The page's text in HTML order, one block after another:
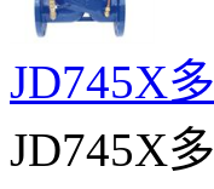
JD745X
JD745X